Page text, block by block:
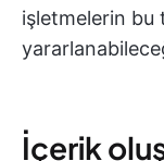
işletmelerin bu
İçerik